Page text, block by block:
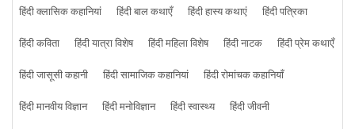
हिंदी क्लासिक कहानियां
हिंदी बाल कथाएँ हिंदी हास्य कथाएं
हिंदी पत्रिका
हिंदी कविता
हिंदी यात्रा विशेष हिंदी महिला विशेष हिंदी नाटक
हिंदी प्रेम कथाएँ
हिंदी जासूसी कहानी
हिंदी सामाजिक कहानियां
हिंदी रोमांचक कहानियाँ
हिंदी मानवीय विज्ञान
हिंदी मनोविज्ञान हिंदी स्वास्थ्य
हिंदी जीवनी